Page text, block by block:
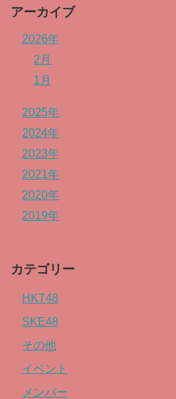
アーカイブ
2026年
2月
1月
2025年
2024年
2023年
2021年
2020年
2019年
カテゴリー
HKT48
SKE48
その他
イベント
メンバー